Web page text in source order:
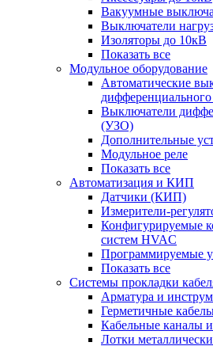
Вакуумные
Выключатели
Изоляторы до 10кВ
Показать все
Модульное оборудование
Автоматические
Выключатели
(УЗО)
Дополнительные
Модульное реле
Показать все
Автоматизация и КИП
Датчики (КИП)
Измерители-
Конфигурируемые
систем HVAC
Программируемые
Показать все
Системы прокладки
Арматура и
Герметичные
Кабельные каналы
Лотки